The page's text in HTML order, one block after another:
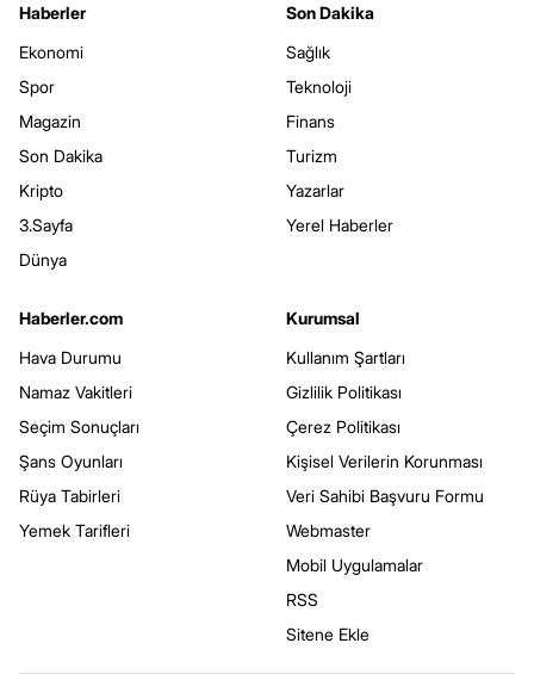
Haberler
Ekonomi
Spor
Magazin
Son Dakika
Kripto
3.Sayfa
Dünya
Son Dakika
Sağlık
Teknoloji
Finans
Turizm
Yazarlar
Yerel Haberler
Haberler.com
Hava Durumu
Namaz Vakitleri
Seçim Sonuçları
Şans Oyunları
Rüya Tabirleri
Yemek Tarifleri
Kurumsal
Kullanım Şartları
Gizlilik Politikası
Çerez Politikası
Kişisel Verilerin Korunması
Veri Sahibi Başvuru Formu
Webmaster
Mobil Uygulamalar
RSS
Sitene Ekle